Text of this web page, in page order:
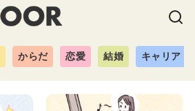
からだ 恋愛 結婚 キャリア